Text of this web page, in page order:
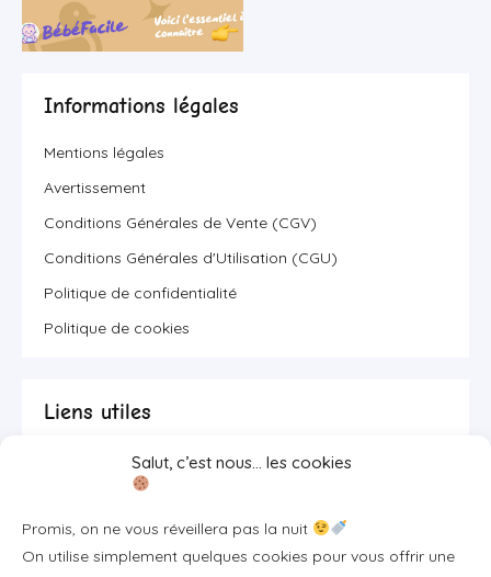
Salut, c’est nous… les cookies
Promis, on ne vous réveillera pas la nuit
On utilise simplement quelques cookies pour vous offrir une
Informations légales
Mentions légales
Avertissement
Conditions Générales de Vente (CGV)
Conditions Générales d'Utilisation (CGU)
Politique de confidentialité
Politique de cookies
Liens utiles
Se connecter/S'inscrire